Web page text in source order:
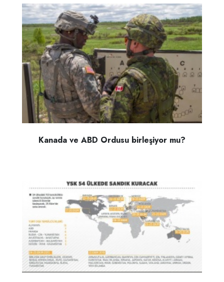
Kanada ve ABD Ordusu birleşiyor mu?